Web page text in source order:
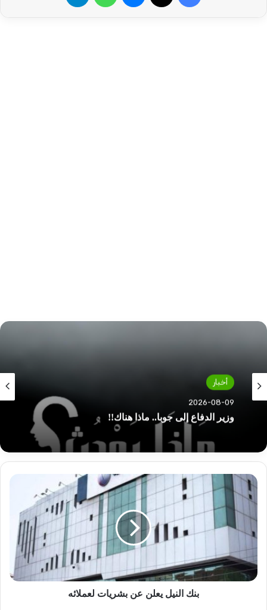
أخبار
2026-08-09
وزير الدفاع إلى جوبا.. ماذا هناك!!
بنك
النيل
يعلن
عن
بشريات
بنك النيل يعلن عن بشريات لعملائه